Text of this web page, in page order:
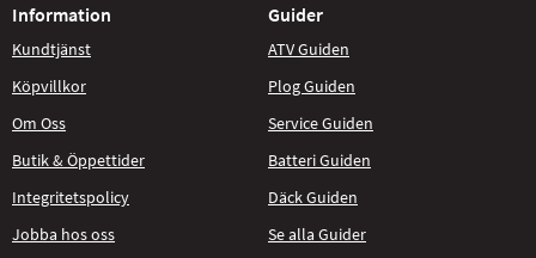
Information
Kundtjänst
Köpvillkor
Om Oss
Butik & Öppettider
Integritetspolicy
Jobba hos oss
Guider
ATV Guiden
Plog Guiden
Service Guiden
Batteri Guiden
Däck Guiden
Se alla Guider